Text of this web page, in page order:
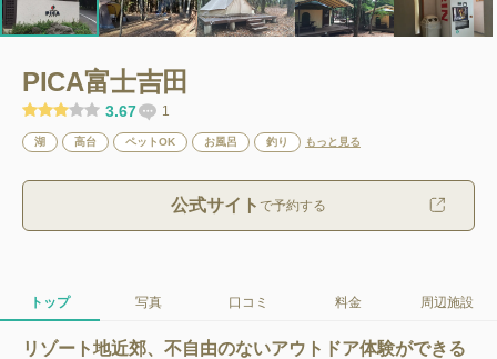
PICA富士吉田
3.67 1
湖 高台 ペットOK お風呂 釣り もっと見る
公式サイト で予約する
トップ 写真 口コミ 料金 周辺施設
リゾート地近郊、不自由のないアウトドア体験ができる